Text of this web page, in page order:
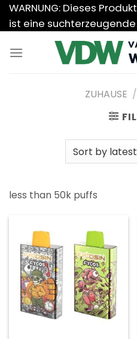
Zum
Inhalt
WARNUNG: Dieses
ist eine
ZUHAUSE /
less than 50k puffs